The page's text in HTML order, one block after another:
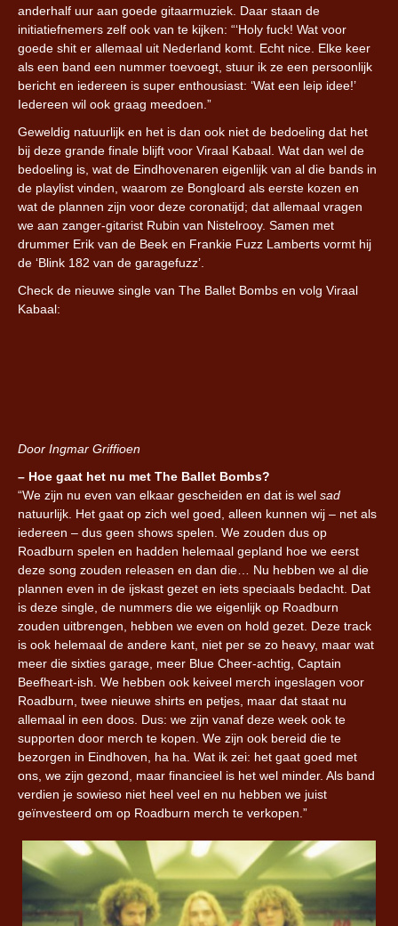
anderhalf uur aan goede gitaarmuziek. Daar staan de
initiatiefnemers zelf ook van te kijken: “‘Holy fuck! Wat voor
goede shit er allemaal uit Nederland komt. Echt nice. Elke keer
als een band een nummer toevoegt, stuur ik ze een persoonlijk
bericht en iedereen is super enthousiast: ‘Wat een leip idee!’
Iedereen wil ook graag meedoen.”
Geweldig natuurlijk en het is dan ook niet de bedoeling dat het
bij deze grande finale blijft voor Viraal Kabaal. Wat dan wel de
bedoeling is, wat de Eindhovenaren eigenlijk van al die bands in
de playlist vinden, waarom ze Bongloard als eerste kozen en
wat de plannen zijn voor deze coronatijd; dat allemaal vragen
we aan zanger-gitarist Rubin van Nistelrooy. Samen met
drummer Erik van de Beek en Frankie Fuzz Lamberts vormt hij
de ‘Blink 182 van de garagefuzz’.
Check de nieuwe single van The Ballet Bombs en volg Viraal
Kabaal:
Door Ingmar Griffioen
– Hoe gaat het nu met The Ballet Bombs?
“We zijn nu even van elkaar gescheiden en dat is wel sad
natuurlijk. Het gaat op zich wel goed, alleen kunnen wij – net als
iedereen – dus geen shows spelen. We zouden dus op
Roadburn spelen en hadden helemaal gepland hoe we eerst
deze song zouden releasen en dan die… Nu hebben we al die
plannen even in de ijskast gezet en iets speciaals bedacht. Dat
is deze single, de nummers die we eigenlijk op Roadburn
zouden uitbrengen, hebben we even on hold gezet. Deze track
is ook helemaal de andere kant, niet per se zo heavy, maar wat
meer die sixties garage, meer Blue Cheer-achtig, Captain
Beefheart-ish. We hebben ook keiveel merch ingeslagen voor
Roadburn, twee nieuwe shirts en petjes, maar dat staat nu
allemaal in een doos. Dus: we zijn vanaf deze week ook te
supporten door merch te kopen. We zijn ook bereid die te
bezorgen in Eindhoven, ha ha. Wat ik zei: het gaat goed met
ons, we zijn gezond, maar financieel is het wel minder. Als band
verdien je sowieso niet heel veel en nu hebben we juist
geïnvesteerd om op Roadburn merch te verkopen.”